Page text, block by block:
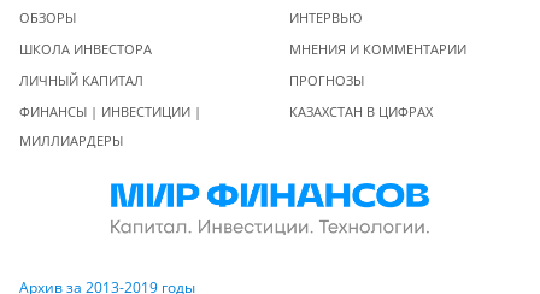
ОБЗОРЫ
ШКОЛА ИНВЕСТОРА
ЛИЧНЫЙ КАПИТАЛ
ФИНАНСЫ | ИНВЕСТИЦИИ |
МИЛЛИАРДЕРЫ
ИНТЕРВЬЮ
МНЕНИЯ И КОММЕНТАРИИ
ПРОГНОЗЫ
КАЗАХСТАН В ЦИФРАХ
Архив за 2013-2019 годы